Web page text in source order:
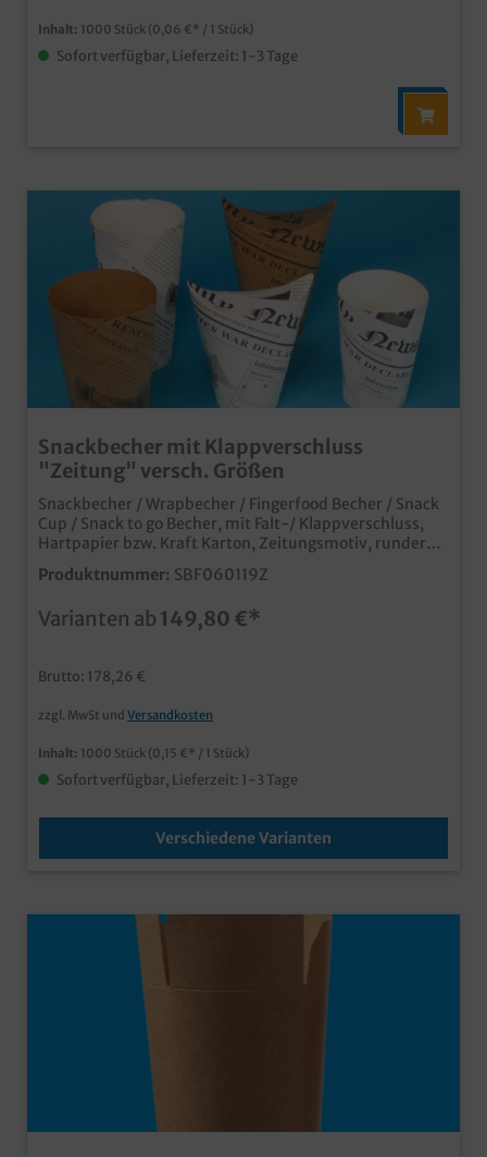
Inhalt: 1000 Stück (0,06 €* / 1 Stück)
Sofort verfügbar, Lieferzeit: 1-3 Tage
Snackbecher mit Klappverschluss
"Zeitung" versch. Größen
Snackbecher / Wrapbecher / Fingerfood Becher / Snack
Cup / Snack to go Becher, mit Falt-/ Klappverschluss,
Hartpapier bzw. Kraft Karton, Zeitungsmotiv, runder
Boden Ø60mm, 1000 Stück im Karton Praktische
Snackbecher im Newspaperdesign, fett- und
Auswahl: 12oz/260ml 11,9cm hoch Ø80mm oben
Becher können problemlos offen oder eingeklappt
sich auch ideal für knusprige Snacks, die auch beim
Ihnen die modernen Snackbecher auch mit Ihrem Logo
oder Wunschdesign an.
Produktnummer: SBF060119Z
Varianten ab 149,80 €*
Brutto: 178,26 €
zzgl. MwSt und Versandkosten
Inhalt: 1000 Stück (0,15 €* / 1 Stück)
Sofort verfügbar, Lieferzeit: 1-3 Tage
Verschiedene Varianten